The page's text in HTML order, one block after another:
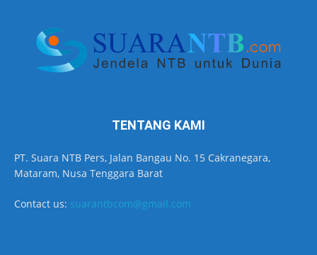
TENTANG KAMI
PT. Suara NTB Pers, Jalan Bangau No. 15 Cakranegara,
Mataram, Nusa Tenggara Barat
Contact us: suarantbcom@gmail.com